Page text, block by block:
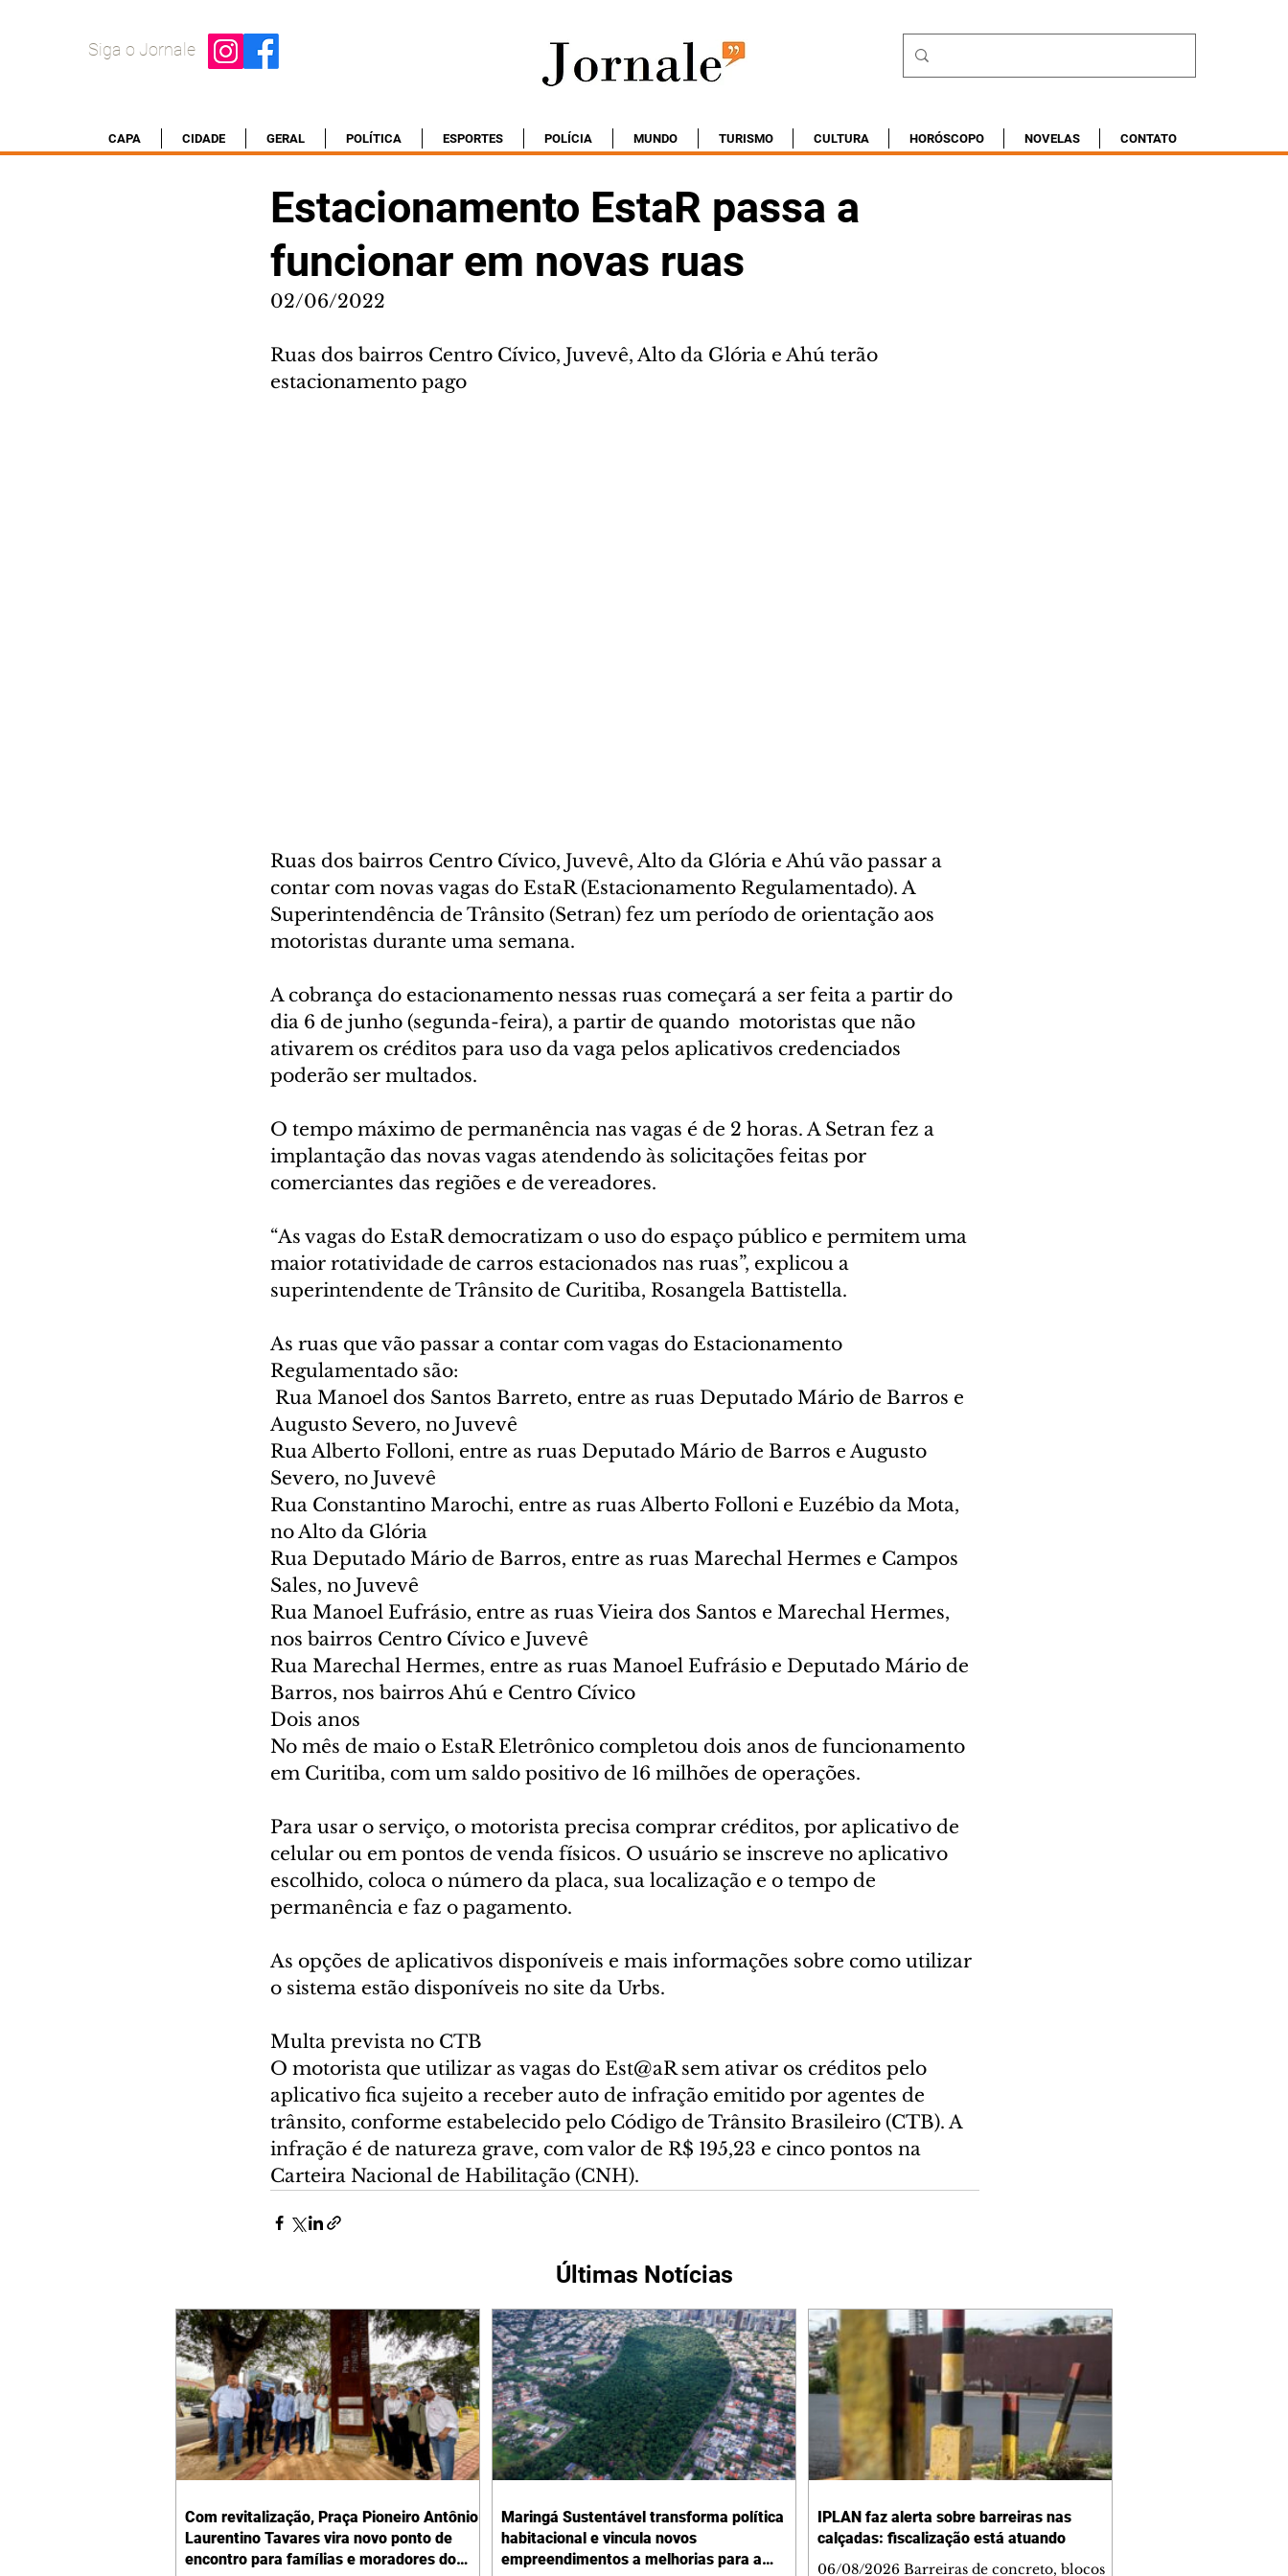
Siga o Jornale
CAPA CIDADE GERAL POLÍTICA ESPORTES POLÍCIA MUNDO TURISMO CULTURA HORÓSCOPO NOVELAS CONTATO
Estacionamento EstaR passa a
funcionar em novas ruas
02/06/2022
Ruas dos bairros Centro Cívico, Juvevê, Alto da Glória e Ahú terão
estacionamento pago
Ruas dos bairros Centro Cívico, Juvevê, Alto da Glória e Ahú vão passar a
contar com novas vagas do EstaR (Estacionamento Regulamentado). A
Superintendência de Trânsito (Setran) fez um período de orientação aos
motoristas durante uma semana.
A cobrança do estacionamento nessas ruas começará a ser feita a partir do
dia 6 de junho (segunda-feira), a partir de quando  motoristas que não
ativarem os créditos para uso da vaga pelos aplicativos credenciados
poderão ser multados.
O tempo máximo de permanência nas vagas é de 2 horas. A Setran fez a
implantação das novas vagas atendendo às solicitações feitas por
comerciantes das regiões e de vereadores.
“As vagas do EstaR democratizam o uso do espaço público e permitem uma
maior rotatividade de carros estacionados nas ruas”, explicou a
superintendente de Trânsito de Curitiba, Rosangela Battistella.
As ruas que vão passar a contar com vagas do Estacionamento
Regulamentado são:
Augusto Severo, no Juvevê
Rua Alberto Folloni, entre as ruas Deputado Mário de Barros e Augusto
Severo, no Juvevê
Rua Constantino Marochi, entre as ruas Alberto Folloni e Euzébio da Mota,
no Alto da Glória
Rua Deputado Mário de Barros, entre as ruas Marechal Hermes e Campos
Sales, no Juvevê
Rua Manoel Eufrásio, entre as ruas Vieira dos Santos e Marechal Hermes,
nos bairros Centro Cívico e Juvevê
Rua Marechal Hermes, entre as ruas Manoel Eufrásio e Deputado Mário de
Barros, nos bairros Ahú e Centro Cívico
Dois anos
No mês de maio o EstaR Eletrônico completou dois anos de funcionamento
em Curitiba, com um saldo positivo de 16 milhões de operações.
Para usar o serviço, o motorista precisa comprar créditos, por aplicativo de
celular ou em pontos de venda físicos. O usuário se inscreve no aplicativo
escolhido, coloca o número da placa, sua localização e o tempo de
permanência e faz o pagamento.
As opções de aplicativos disponíveis e mais informações sobre como utilizar
o sistema estão disponíveis no site da Urbs.
Multa prevista no CTB
O motorista que utilizar as vagas do Est@aR sem ativar os créditos pelo
aplicativo fica sujeito a receber auto de infração emitido por agentes de
trânsito, conforme estabelecido pelo Código de Trânsito Brasileiro (CTB). A
infração é de natureza grave, com valor de R$ 195,23 e cinco pontos na
Carteira Nacional de Habilitação (CNH).
Últimas Notícias
Com revitalização, Praça Pioneiro Antônio
Laurentino Tavares vira novo ponto de
encontro para famílias e moradores do
Maringá Sustentável transforma política
habitacional e vincula novos
empreendimentos a melhorias para a
IPLAN faz alerta sobre barreiras nas
calçadas: fiscalização está atuando
06/08/2026 Barreiras de concreto, blocos